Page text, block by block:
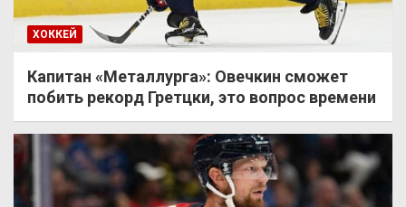
ХОККЕЙ
Капитан «Металлурга»: Овечкин сможет
побить рекорд Гретцки, это вопрос времени